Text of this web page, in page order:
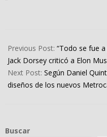
05-
01
Previous Post: “Todo se fue
Jack Dorsey criticó a Elon
Next Post: Según Daniel
diseños de los nuevos
Buscar